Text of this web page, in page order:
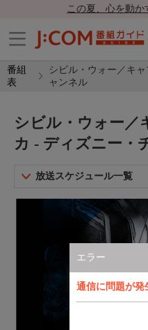
この夏、心を動か
番組
表
シビル・ウォー／キ
ャンネル
エラー
通信に問題が
シビル・ウォー／
カ - ディズニー・
放送スケジュール一覧